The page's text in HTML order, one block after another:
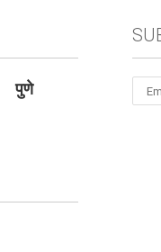
पुणे